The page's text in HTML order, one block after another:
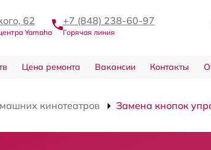
62
Yamaha
+7 (848) 238-60-97
Горячая линия
Цена ремонта Вакансии Контакты
кинотеатров Замена кнопок